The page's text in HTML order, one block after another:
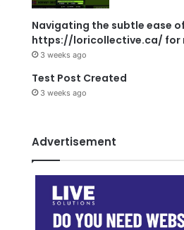
Navigating the subtle ease of
https://loricollective.ca/ for
3 weeks ago
Test Post Created
3 weeks ago
Advertisement